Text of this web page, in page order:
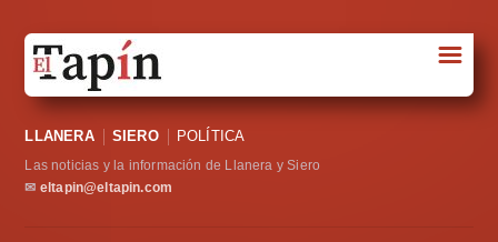
Sociedad
Política
☰
LLANERA SIERO POLÍTICA
Las noticias y la información de Llanera y Siero
✉ eltapin@eltapin.com